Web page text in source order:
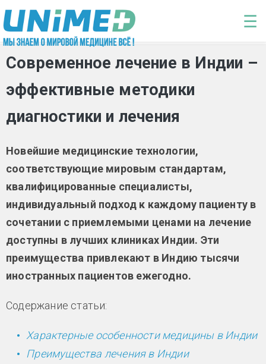
Перейти к основному содержанию
☰
Современное лечение в Индии –
эффективные методики
диагностики и лечения
Новейшие медицинские технологии,
соответствующие мировым стандартам,
квалифицированные специалисты,
индивидуальный подход к каждому пациенту в
сочетании с приемлемыми ценами на лечение
доступны в лучших клиниках Индии. Эти
преимущества привлекают в Индию тысячи
иностранных пациентов ежегодно.
Содержание статьи:
Характерные особенности медицины в Индии
Преимущества лечения в Индии